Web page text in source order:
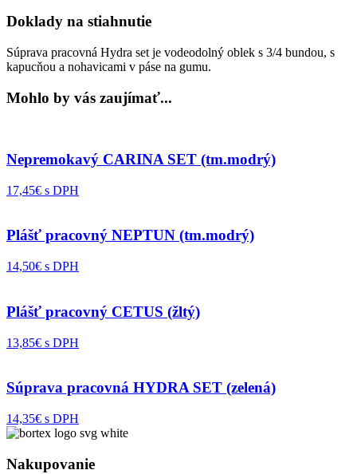
Doklady na stiahnutie
Súprava pracovná Hydra set je vodeodolný oblek s 3/4 bundou, s
kapucňou a nohavicami v páse na gumu.
Mohlo by vás zaujímať...
Nepremokavý CARINA SET (tm.modrý)
17,45€ s DPH
Plášť pracovný NEPTUN (tm.modrý)
14,50€ s DPH
Plášť pracovný CETUS (žltý)
13,85€ s DPH
Súprava pracovná HYDRA SET (zelená)
14,35€ s DPH
Nakupovanie